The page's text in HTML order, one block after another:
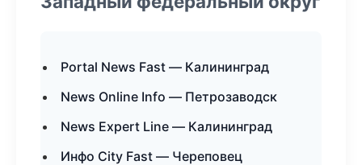
Portal News Fast — Калининград
News Online Info — Петрозаводск
News Expert Line — Калининград
Инфо City Fast — Череповец